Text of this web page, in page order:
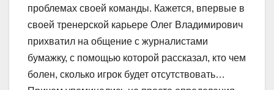
проблемах своей команды. Кажется, впервые в
своей тренерской карьере Олег Владимирович
прихватил на общение с журналистами
бумажку, с помощью которой рассказал, кто чем
болен, сколько игрок будет отсутствовать…